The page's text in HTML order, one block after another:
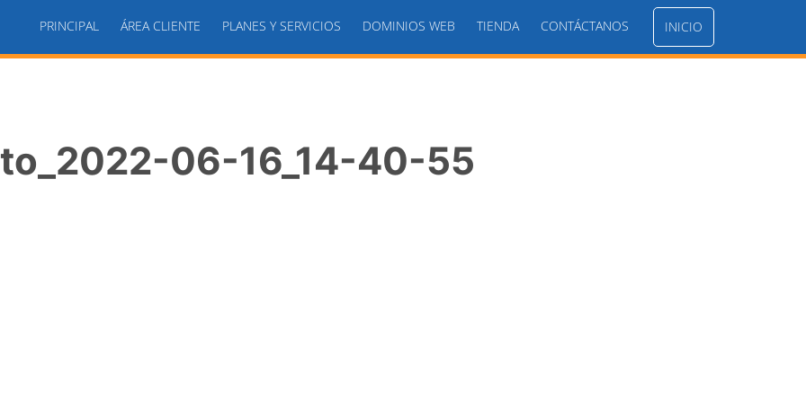
PRINCIPAL ÁREA CLIENTE PLANES Y SERVICIOS DOMINIOS WEB TIENDA CONTÁCTANOS INICIO
06-16_14-40-55